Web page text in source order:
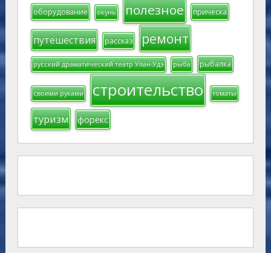
оборудование окунь полезное прическа
путешествия рассказ ремонт
русский драматический театр Улан-Удэ рыба рыбалка
своими руками строительство томаты
туризм форекс